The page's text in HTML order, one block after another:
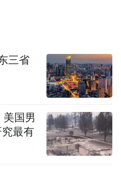
三省
美国男
最有